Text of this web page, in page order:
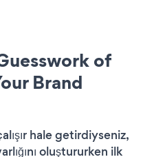
of
Brand
hale getirdiyseniz,
oluştururken ilk